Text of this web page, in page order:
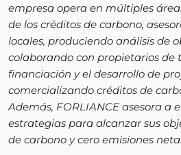
empresa opera en múltiples
de los créditos de carbono,
locales, produciendo análisis de
colaborando con propietarios de
financiación y el desarrollo de
comercializando créditos de
Además, FORLIANCE asesora a
estrategias para alcanzar sus
de carbono y cero emisiones